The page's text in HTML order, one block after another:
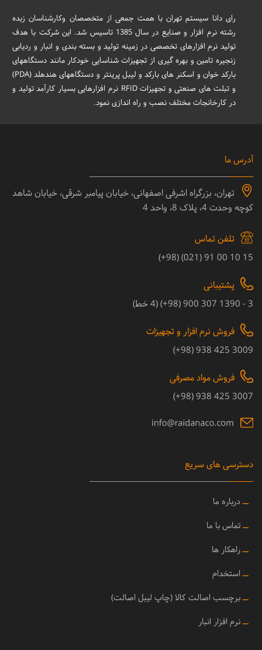
رای دانا سیستم تهران با همت جمعی از متخصصان وکارشناسان زبده
رشته نرم افزار و صنایع در سال 1385 تاسیس شد. این شرکت با هدف
تولید نرم افزارهای تخصصی در زمینه تولید و بسته بندی و انبار و ردیابی
زنجیره تامین و بهره گیری از تجهیزات شناسایی خودکار مانند دستگاههای
بارکد خوان و اسکنر های بارکد و لیبل پرینتر و دستگاههای هندهلد (PDA)
و تبلت های صنعتی و تجهیزات RFID نرم افزارهایی بسیار کارآمد تولید و
در کارخانجات مختلف نصب و راه اندازی نمود.
آدرس ما
تهران، بزرگراه اشرفی اصفهانی، خیابان پیامبر شرقی، خیابان شاهد
کوچه وحدت 4، پلاک 8، واحد 4
تلفن تماس
15 10 00 91 (021) (98+)
پشتیبانی
3 - 1390 307 900 (98+) (4 خط)
فروش نرم افزار و تجهیزات
3009 425 938 (98+)
فروش مواد مصرفی
3007 425 938 (98+)
دسترسی های سریع
ــ درباره ما
ــتماس با ما
ــراهکار ها
ــ استخدام
ــبرچسب اصالت کالا (چاپ لیبل اصالت)
ــنرم افزار انبار